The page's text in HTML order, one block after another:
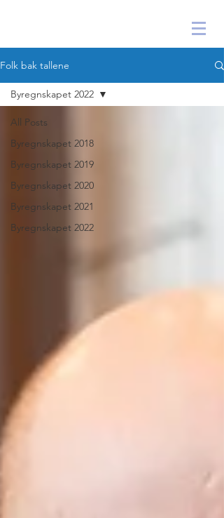
Folk bak tallene
All Posts
Byregnskapet 2018
Byregnskapet 2019
Byregnskapet 2020
Byregnskapet 2021
Byregnskapet 2022
Byregnskapet 2022